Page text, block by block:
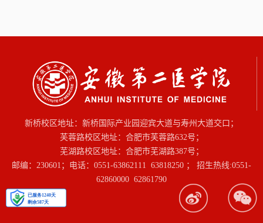
新桥校区地址：新桥国际产业园迎宾大道与寿州大道交口；
芙蓉路校区地址：合肥市芙蓉路632号；
芜湖路校区地址：合肥市芜湖路387号；
邮编：230601；电话：0551-63862111 63818250 ； 招生热线:0551-
62860000 62861790